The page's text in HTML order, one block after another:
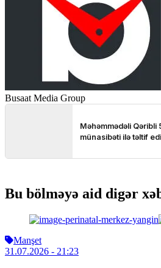
Busaat Media Group
Bu bölməyə aid digər
Manşet
31.07.2026 - 21:23